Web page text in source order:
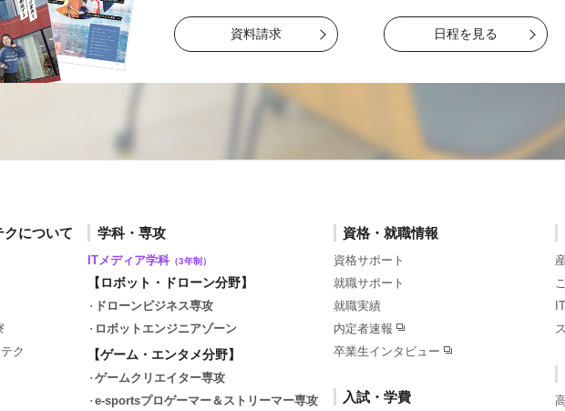
資料請求 日程を見る
クについて
ク
学科・専攻
ITメディア学科 （3年制）
【ロボット・ドローン分野】
ドローンビジネス専攻
ロボットエンジニアゾーン
【ゲーム・エンタメ分野】
ゲームクリエイター専攻
e-sportsプロゲーマー＆ストリーマー専攻
資格・就職情報
資格サポート
就職サポート
就職実績
内定者速報
卒業生インタビュー
入試・学費